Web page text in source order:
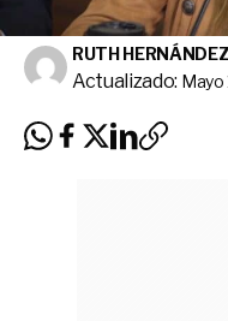
RUTH HERNÁNDEZ
Actualizado: Mayo